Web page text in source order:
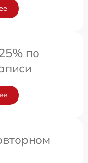
по